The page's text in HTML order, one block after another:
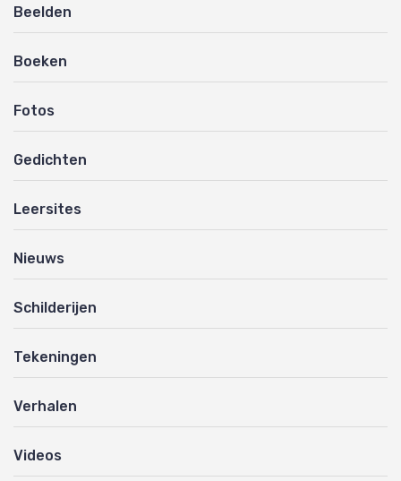
Beelden
Boeken
Fotos
Gedichten
Leersites
Nieuws
Schilderijen
Tekeningen
Verhalen
Videos